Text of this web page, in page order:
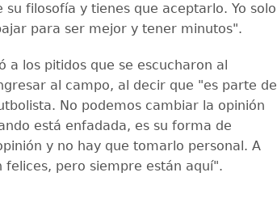
su filosofía y tienes que aceptarlo. Yo solo
para ser mejor y tener minutos".
a los pitidos que se escucharon al
al campo, al decir que "es parte de
No podemos cambiar la opinión
está enfadada, es su forma de
y no hay que tomarlo personal. A
felices, pero siempre están aquí".